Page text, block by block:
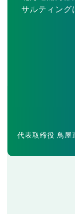
サルティング
代表取締役 鳥屋